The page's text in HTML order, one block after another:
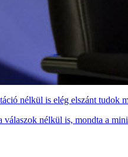
nélkül is elég elszánt tudok
nélkül is, mondta a